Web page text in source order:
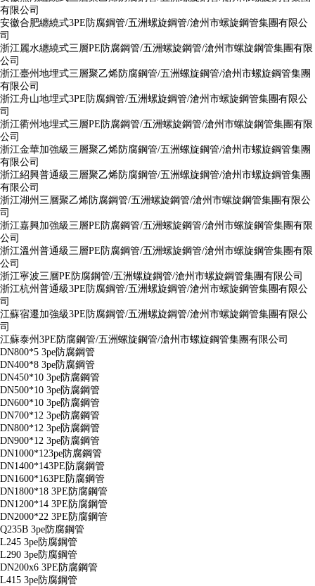
有限公司
安徽合肥纏繞式3PE防腐鋼管/五洲螺旋鋼管/滄州市螺旋鋼管集團有限公
司
浙江麗水纏繞式三層PE防腐鋼管/五洲螺旋鋼管/滄州市螺旋鋼管集團有限
公司
浙江臺州地埋式三層聚乙烯防腐鋼管/五洲螺旋鋼管/滄州市螺旋鋼管集團
有限公司
浙江舟山地埋式3PE防腐鋼管/五洲螺旋鋼管/滄州市螺旋鋼管集團有限公
司
浙江衢州地埋式三層PE防腐鋼管/五洲螺旋鋼管/滄州市螺旋鋼管集團有限
公司
浙江金華加強級三層聚乙烯防腐鋼管/五洲螺旋鋼管/滄州市螺旋鋼管集團
有限公司
浙江紹興普通級三層聚乙烯防腐鋼管/五洲螺旋鋼管/滄州市螺旋鋼管集團
有限公司
浙江湖州三層聚乙烯防腐鋼管/五洲螺旋鋼管/滄州市螺旋鋼管集團有限公
司
浙江嘉興加強級三層PE防腐鋼管/五洲螺旋鋼管/滄州市螺旋鋼管集團有限
公司
浙江溫州普通級三層PE防腐鋼管/五洲螺旋鋼管/滄州市螺旋鋼管集團有限
公司
浙江寧波三層PE防腐鋼管/五洲螺旋鋼管/滄州市螺旋鋼管集團有限公司
浙江杭州普通級3PE防腐鋼管/五洲螺旋鋼管/滄州市螺旋鋼管集團有限公
司
江蘇宿遷加強級3PE防腐鋼管/五洲螺旋鋼管/滄州市螺旋鋼管集團有限公
司
江蘇泰州3PE防腐鋼管/五洲螺旋鋼管/滄州市螺旋鋼管集團有限公司
DN800*5 3pe防腐鋼管
DN400*8 3pe防腐鋼管
DN450*10 3pe防腐鋼管
DN500*10 3pe防腐鋼管
DN600*10 3pe防腐鋼管
DN700*12 3pe防腐鋼管
DN800*12 3pe防腐鋼管
DN900*12 3pe防腐鋼管
DN1000*123pe防腐鋼管
DN1400*143PE防腐鋼管
DN1600*163PE防腐鋼管
DN1800*18 3PE防腐鋼管
DN1200*14 3PE防腐鋼管
DN2000*22 3PE防腐鋼管
Q235B 3pe防腐鋼管
L245 3pe防腐鋼管
L290 3pe防腐鋼管
DN200x6 3PE防腐鋼管
L415 3pe防腐鋼管